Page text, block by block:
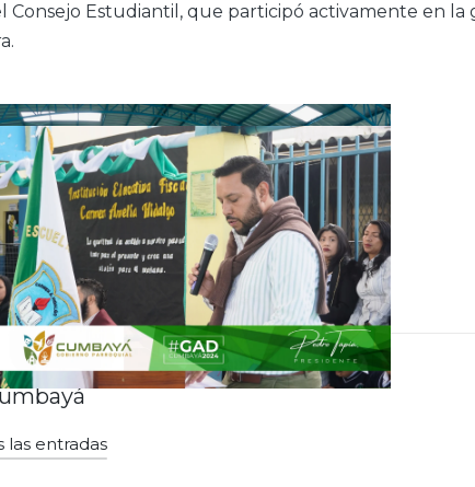
Consejo Estudiantil, que participó activamente en la
las entradas